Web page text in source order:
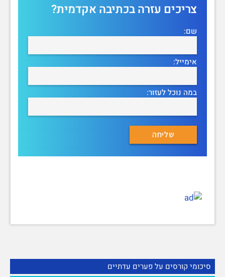
סיכומי קורסים על פערים עדתיים
צריכים עזרה בכתיבה אקדמית?
שם:
אימייל:
במה נוכל לעזור: